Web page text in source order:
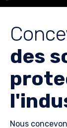
des
Nous